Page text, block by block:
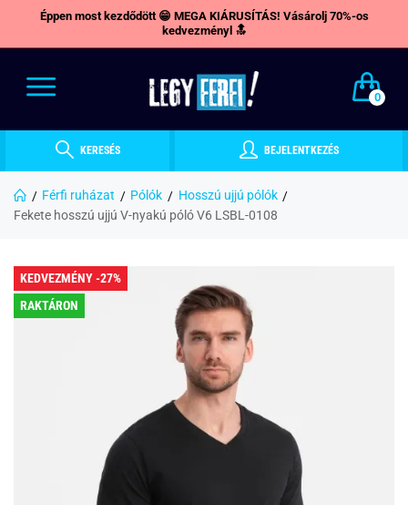
Éppen most kezdődött 😁 MEGA KIÁRUSÍTÁS! Vásárolj 70%-os
kedvezményl 🔝
0
KERESÉS BEJELENTKEZÉS
Férfi ruházat Pólók
Hosszú ujjú pólók
Fekete hosszú ujjú V-nyakú póló V6 LSBL-0108
KEDVEZMÉNY -27%
RAKTÁRON